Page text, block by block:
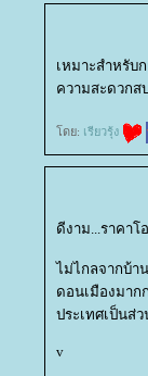
เหมาะสำหรับ
ความสะดวก
ดย: เรียวรุ้ง
ดีงาม...ราคา
ไม่ไกลจากบ้า
ดอนเมืองมาก
ประเทศเป็นส่
v